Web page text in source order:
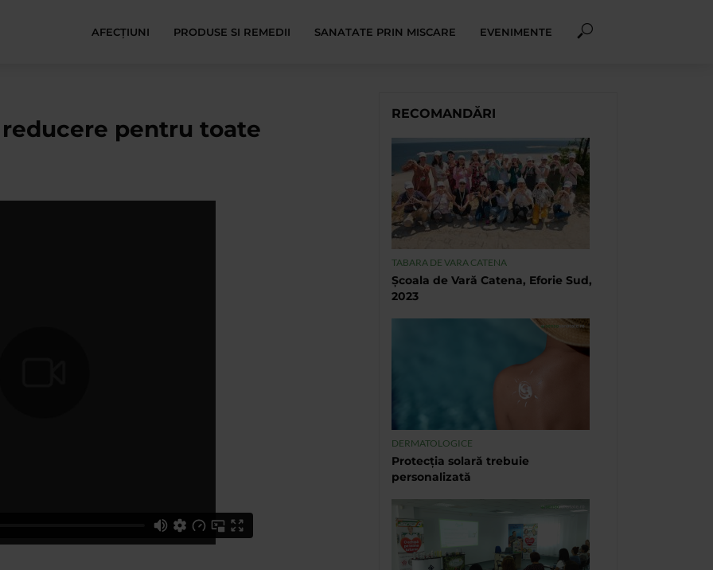
AFECŢIUNI PRODUSE SI REMEDII SANATATE PRIN MISCARE EVENIMENTE
reducere pentru toate
RECOMANDĂRI
TABARA DE VARA CATENA
Școala de Vară Catena, Eforie Sud,
2023
DERMATOLOGICE
Protecția solară trebuie
personalizată